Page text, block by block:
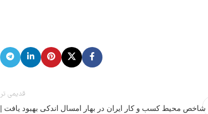
قدیمی تر
شاخص محیط کسب و کار ایران در بهار امسال اندکی بهبود یافت |